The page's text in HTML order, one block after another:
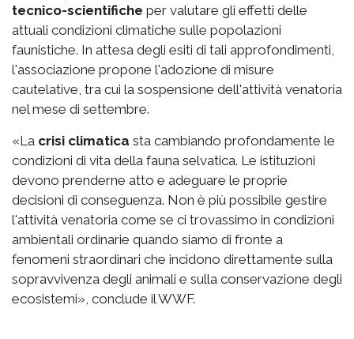
tecnico-scientifiche per valutare gli effetti delle
attuali condizioni climatiche sulle popolazioni
faunistiche. In attesa degli esiti di tali approfondimenti,
l'associazione propone l'adozione di misure
cautelative, tra cui la sospensione dell'attività venatoria
nel mese di settembre.
«La crisi climatica sta cambiando profondamente le
condizioni di vita della fauna selvatica. Le istituzioni
devono prenderne atto e adeguare le proprie
decisioni di conseguenza. Non è più possibile gestire
l'attività venatoria come se ci trovassimo in condizioni
ambientali ordinarie quando siamo di fronte a
fenomeni straordinari che incidono direttamente sulla
sopravvivenza degli animali e sulla conservazione degli
ecosistemi», conclude il WWF.